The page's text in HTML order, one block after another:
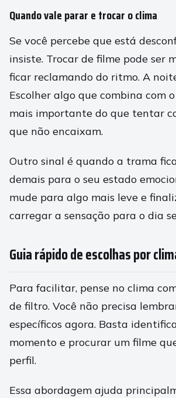
Quando vale parar e trocar o clima
Se você percebe que está
insiste. Trocar de filme pode ser
ficar reclamando do ritmo. A
Escolher algo que combina com
mais importante do que tentar
que não encaixam.
Outro sinal é quando a trama
demais para o seu estado
mude para algo mais leve e
carregar a sensação para o dia
Guia rápido de escolhas por
Para facilitar, pense no clima
de filtro. Você não precisa
específicos agora. Basta
momento e procurar um filme
perfil.
Essa abordagem ajuda